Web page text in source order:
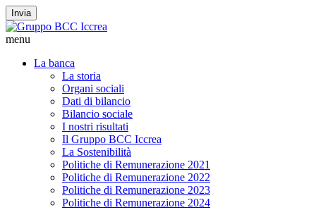
Invia
menu
La banca
La storia
Organi sociali
Dati di bilancio
Bilancio sociale
I nostri risultati
Il Gruppo BCC Iccrea
La Sostenibilità
Politiche di Remunerazione 2021
Politiche di Remunerazione 2022
Politiche di Remunerazione 2023
Politiche di Remunerazione 2024